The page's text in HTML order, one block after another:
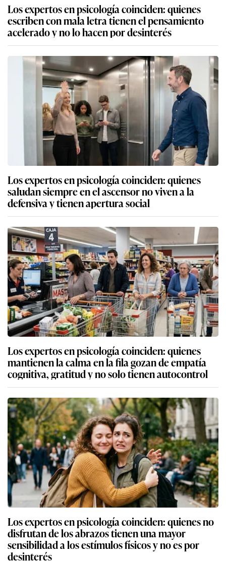
Los expertos en psicología coinciden: quienes
escriben con mala letra tienen el pensamiento
acelerado y no lo hacen por desinterés
Los expertos en psicología coinciden: quienes
saludan siempre en el ascensor no viven a la
defensiva y tienen apertura social
Los expertos en psicología coinciden: quienes
mantienen la calma en la fila gozan de empatía
cognitiva, gratitud y no solo tienen autocontrol
Los expertos en psicología coinciden: quienes no
disfrutan de los abrazos tienen una mayor
sensibilidad a los estímulos físicos y no es por
desinterés